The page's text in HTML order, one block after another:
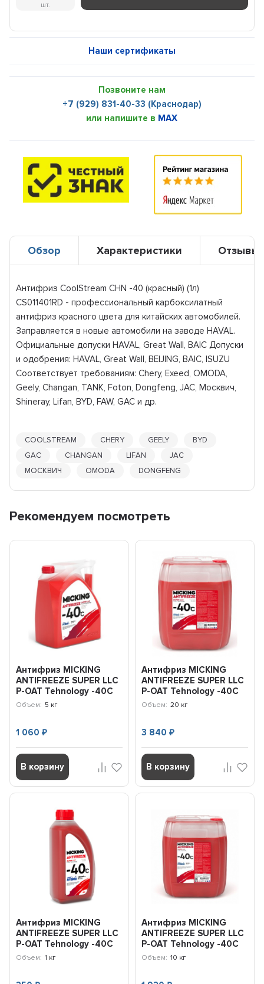
шт.
Наши сертификаты
Позвоните нам
+7 (929) 831-40-33 (Краснодар)
или напишите в MAX
Обзор Характеристики Отзывы
Антифриз CoolStream CHN -40 (красный) (1л)
CS011401RD - профессиональный карбоксилатный
антифриз красного цвета для китайских автомобилей.
Заправляется в новые автомобили на заводе HAVAL.
Официальные допуски HAVAL, Great Wall, BAIC Допуски
и одобрения: HAVAL, Great Wall, BEIJING, BAIC, ISUZU
Соответствует требованиям: Chery, Exeed, OMODA,
Geely, Changan, TANK, Foton, Dongfeng, JAC, Москвич,
Shineray, Lifan, BYD, FAW, GAC и др.
COOLSTREAM CHERY GEELY
BYD
GAC
CHANGAN LIFAN
JAC
МОСКВИЧ
OMODA DONGFENG
Рекомендуем посмотреть
Антифриз MICKING
ANTIFREEZE SUPER LLC
P-OAT Tehnology -40C
(красный) 5кг MA1008
Объем: 5 кг
1 060₽
В корзину
Антифриз MICKING
ANTIFREEZE SUPER LLC
P-OAT Tehnology -40C
(красный) 20кг MA1010
Объем: 20 кг
3 840 ₽
В корзину
Антифриз MICKING
ANTIFREEZE SUPER LLC
P-OAT Tehnology -40C
(красный) 1кг MA1007
Объем: 1 кг
Антифриз MICKING
ANTIFREEZE SUPER LLC
P-OAT Tehnology -40C
(красный) 10кг MA1009
Объем: 10 кг